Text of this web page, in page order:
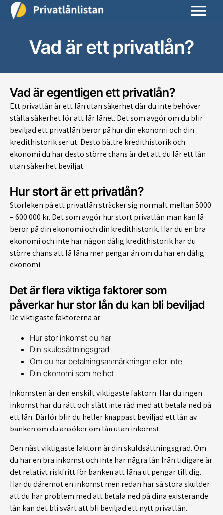
Vad är ett privatlån?
Vad är egentligen ett privatlån?
Ett privatlån är ett lån utan säkerhet där du inte behöver
ställa säkerhet för att får lånet. Det som avgör om du blir
beviljad ett privatlån beror på hur din ekonomi och din
kredithistorik ser ut. Desto bättre kredithistorik och
ekonomi du har desto större chans är det att du får ett lån
utan säkerhet beviljat.
Hur stort är ett privatlån?
Storleken på ett privatlån sträcker sig normalt mellan 5000
– 600 000 kr. Det som avgör hur stort privatlån man kan få
beror på din ekonomi och din kredithistorik. Har du en bra
ekonomi och inte har någon dålig kredithistorik har du
större chans att få låna mer pengar än om du har en dålig
ekonomi.
Det är flera viktiga faktorer som
påverkar hur stor lån du kan bli beviljad
De viktigaste faktorerna är:
Hur stor inkomst du har
Din skuldsättningsgrad
Om du har betalningsanmärkningar eller inte
Din ekonomi som helhet
Inkomsten är den enskilt viktigaste faktorn. Har du ingen
inkomst har du rätt och slätt inte råd med att betala ned på
ett lån. Därför blir du heller knappast beviljad ett lån av
banken om du ansöker om lån utan inkomst.
Den näst viktigaste faktorn är din skuldsättningsgrad. Om
du har en bra inkomst och inte har några lån från tidigare är
det relativt riskfritt för banken att låna ut pengar till dig.
Har du däremot en inkomst men redan har så stora skulder
att du har problem med att betala ned på dina existerande
lån kan det bli svårt att bli beviljad ett nytt privatlån.